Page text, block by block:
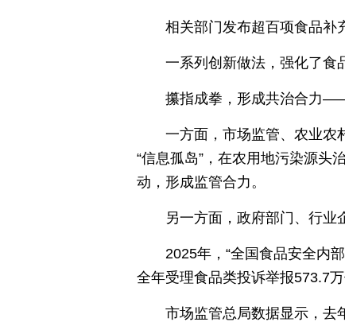
相关部门发布超百项食品
一系列创新做法，强化了食
攥指成拳，形成共治合力
一方面，市场监管、农业农
“信息孤岛”，在农用地污染源头
动，形成监管合力。
另一方面，政府部门、行业
2025年，“全国食品安全内
全年受理食品类投诉举报573.7
市场监管总局数据显示，去